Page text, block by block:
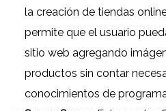
la creación de tiendas
permite que el usuario
sitio web agregando
productos sin contar
conocimientos de